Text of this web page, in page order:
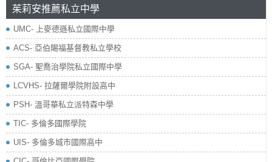
茱莉安推薦私立中學
UMC- 上麥德遜私立國際中學
ACS- 亞伯賜福基督教私立學校
SGA- 聖喬治學院私立國際中學
LCVHS- 拉薩爾學院附設高中
PSH- 溫哥華私立派特森中學
TIC- 多倫多國際學院
UIS- 多倫多城市國際高中